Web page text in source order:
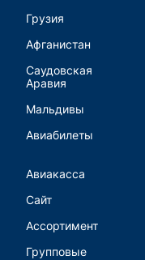
Грузия
Афганистан
Саудовская
Аравия
Мальдивы
Авиабилеты
Авиакасса
Сайт
Ассортимент
Групповые